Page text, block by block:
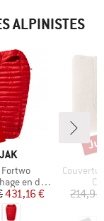
ALPINISTES
en duvet
Prix
Prix réduit
431,16 €
Article
Couverture